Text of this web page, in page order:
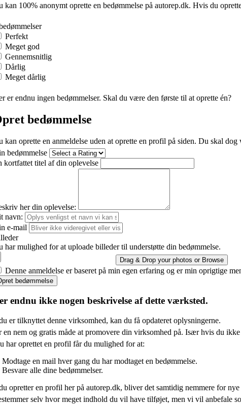
kan 100% anonymt oprette en bedømmelse på autorep.dk. Hvis du
Perfekt
Meget god
Gennemsnitlig
Dårlig
Meget dårlig
er endnu ingen bedømmelser. Skal du være den første til at oprette én?
bedømmelse
kan oprette en anmeldelse uden at oprette en profil på siden. Du skal
bedømmelse
kortfattet titel af din oplevelse
her din oplevelse:
navn:
e-mail
har mulighed for at uploade billeder til understøtte din bedømmelse.
Drag & Drop your photos or Browse
Denne anmeldelse er baseret på min egen erfaring og er min oprigtige
bedømmelse
endnu ikke nogen beskrivelse af dette værksted.
er tilknyttet denne virksomhed, kan du få opdateret oplysningerne.
en nem og gratis måde at promovere din virksomhed på. Især hvis du
har oprettet en profil får du mulighed for at:
Modtage en mail hver gang du har modtaget en bedømmelse.
Besvare alle dine bedømmelser.
opretter en profil her på autorep.dk, bliver det samtidig nemmere for
selv hvor meget indhold du vil have tilføjet, men vi vil anbefale